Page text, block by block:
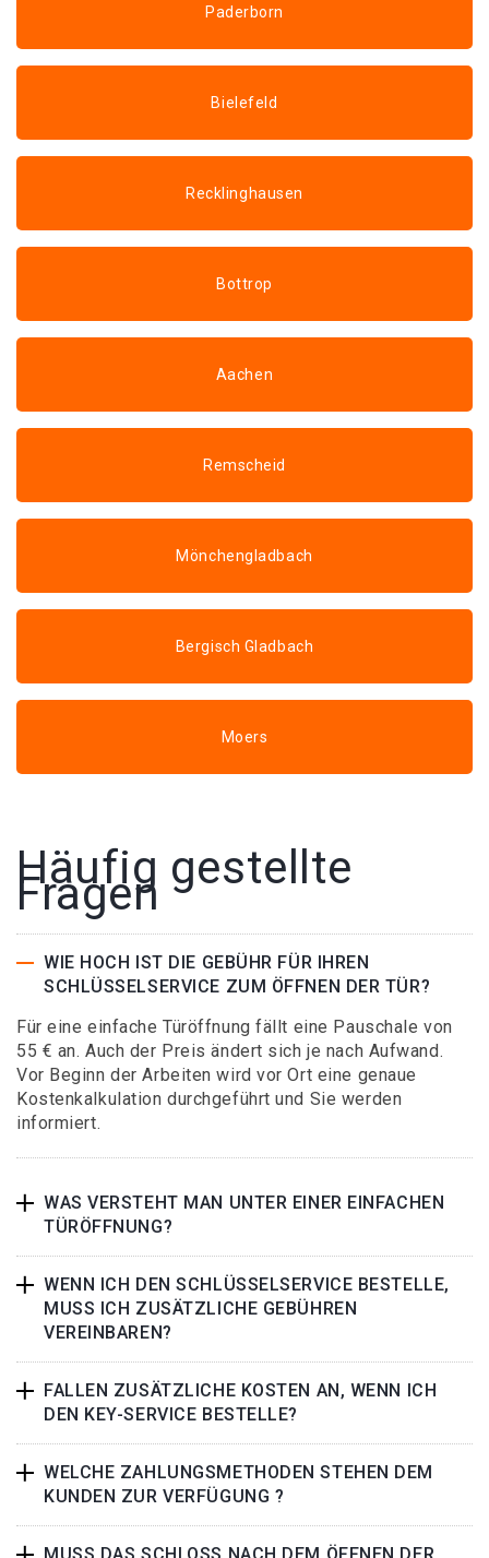
Paderborn
Bielefeld
Recklinghausen
Bottrop
Aachen
Remscheid
Mönchengladbach
Bergisch Gladbach
Moers
Häufig gestellte
Fragen
WIE HOCH IST DIE GEBÜHR FÜR IHREN
SCHLÜSSELSERVICE ZUM ÖFFNEN DER TÜR?
Für eine einfache Türöffnung fällt eine Pauschale von
55 € an. Auch der Preis ändert sich je nach Aufwand.
Vor Beginn der Arbeiten wird vor Ort eine genaue
Kostenkalkulation durchgeführt und Sie werden
informiert.
WAS VERSTEHT MAN UNTER EINER EINFACHEN
TÜRÖFFNUNG?
WENN ICH DEN SCHLÜSSELSERVICE BESTELLE,
MUSS ICH ZUSÄTZLICHE GEBÜHREN
VEREINBAREN?
FALLEN ZUSÄTZLICHE KOSTEN AN, WENN ICH
DEN KEY-SERVICE BESTELLE?
WELCHE ZAHLUNGSMETHODEN STEHEN DEM
KUNDEN ZUR VERFÜGUNG ?